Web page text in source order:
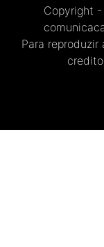
Copyright
Para